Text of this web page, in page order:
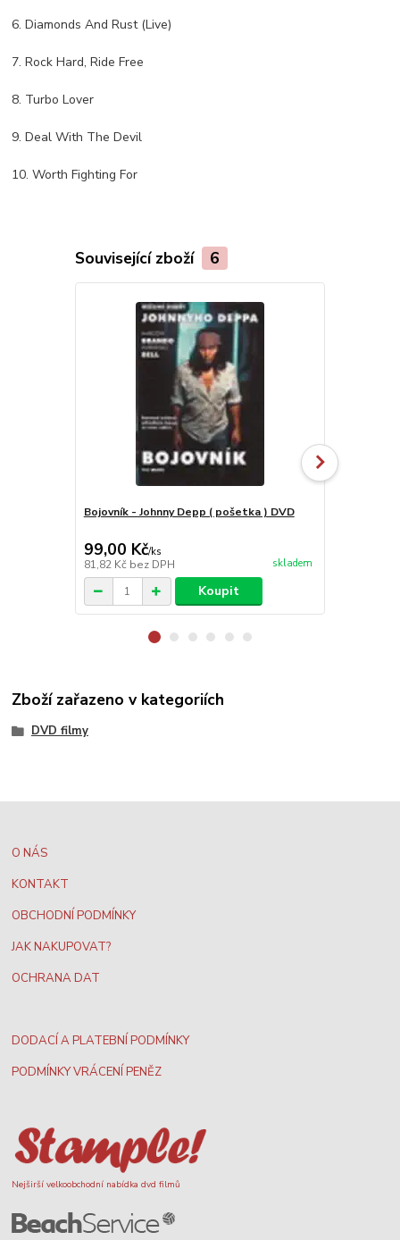
6. Diamonds And Rust (Live)
7. Rock Hard, Ride Free
8. Turbo Lover
9. Deal With The Devil
10. Worth Fighting For
Související zboží 6
Bojovník - Johnny Depp ( pošetka ) DVD
99,00 Kč/ks
81,82 Kč bez DPH skladem
Koupit
Zboží zařazeno v kategoriích
DVD filmy
O NÁS
KONTAKT
OBCHODNÍ PODMÍNKY
JAK NAKUPOVAT?
OCHRANA DAT
DODACÍ A PLATEBNÍ PODMÍNKY
PODMÍNKY VRÁCENÍ PENĚZ
Nejširší velkoobchodní nabídka dvd filmů